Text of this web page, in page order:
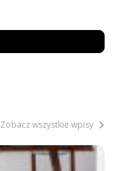
Zobacz wszystkie wpisy